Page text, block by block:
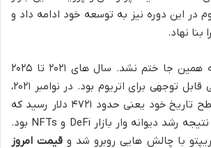
در این دوره نیز به توسعه خود ادامه داد و
بنا نهاد.
اما داستان اتریوم به همین جا ختم نشد. سال های ۲۰۲۱ تا ۲۰۲۵
شاهد تغییرات قیمتی قابل توجهی برای اتریوم بود. در نوامبر ۲۰۲۱،
اتریوم به بالاترین سطح تاریخ خود یعنی حدود ۴۷۲۱ دلار رسید که
این اوج گیری، عمدتاً نتیجه رشد دیوانه وار بازار DeFi و NFTs بود.
قیمت امروز